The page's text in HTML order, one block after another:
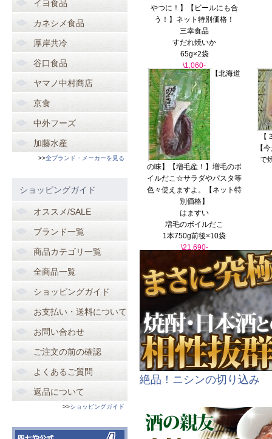
やつに！】【ビールにも合
う！】ネット特別価格！
三幸食品
すだれ焼いか
65g×2袋
\1,060-
【北海道
の味】【増毛産！】増毛のボ
イルだこ☆サラダやパスタ等
色々使えますよ。【ネット特
別価格】
はますい
増毛のボイルだこ
1本750g前後×10袋
\21,690-
【
で
絶品！ニシンの切り込み
イヨ食品
カネシメ食品
厚岸共冷
谷口食品
ヤマノ中村商店
京食
中外フーズ
加藤水産
>>全ブランド・メーカーを見る
ショッピングガイド
オススメ/SALE
ブランド一覧
商品カテゴリ一覧
全商品一覧
ショッピングガイド
お支払い・送料について
お問い合わせ
ご注文の前の確認
よくあるご質問
返品について
>>ショッピングガイド